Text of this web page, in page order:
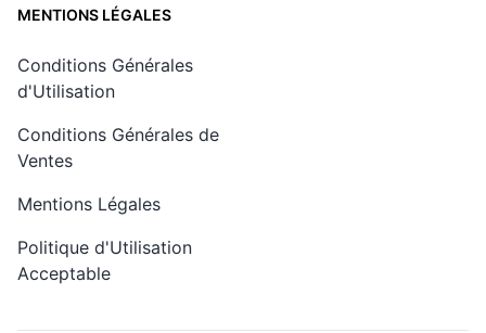
MENTIONS LÉGALES
Conditions Générales
d'Utilisation
Conditions Générales de
Ventes
Mentions Légales
Politique d'Utilisation
Acceptable